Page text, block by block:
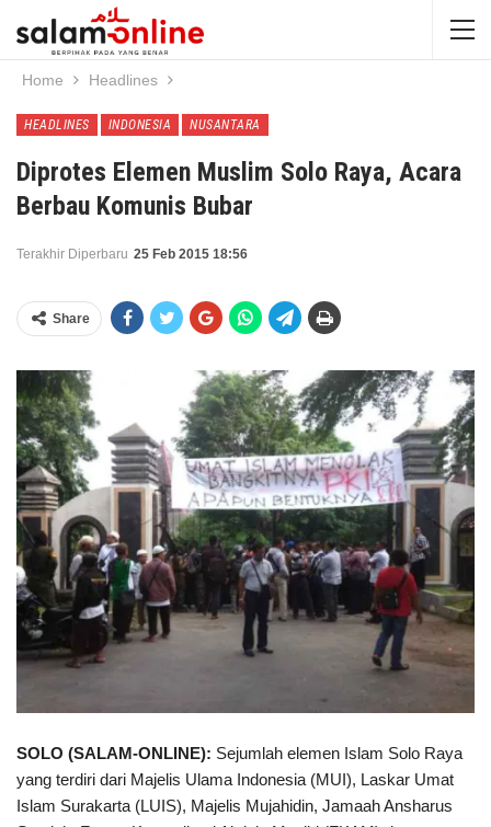
Home Headlines
HEADLINES INDONESIA NUSANTARA
Diprotes Elemen Muslim Solo Raya, Acara
Berbau Komunis Bubar
Terakhir Diperbaru 25 Feb 2015 18:56
Share
SOLO (SALAM-ONLINE): Sejumlah elemen Islam Solo Raya
yang terdiri dari Majelis Ulama Indonesia (MUI), Laskar Umat
Islam Surakarta (LUIS), Majelis Mujahidin, Jamaah Ansharus